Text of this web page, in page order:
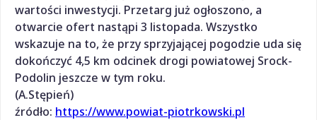
wartości inwestycji. Przetarg już ogłoszono, a
otwarcie ofert nastąpi 3 listopada. Wszystko
wskazuje na to, że przy sprzyjającej pogodzie uda się
dokończyć 4,5 km odcinek drogi powiatowej Srock-
Podolin jeszcze w tym roku.
(A.Stępień)
źródło: https://www.powiat-piotrkowski.pl